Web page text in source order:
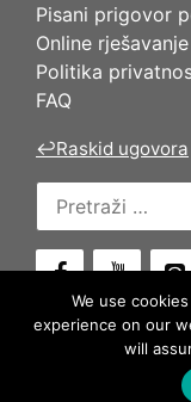
Pisani prigovor
Online
Politika
FAQ
↩Raskid ugovora
Pretraži:
© 2026
We use
experience on our
will